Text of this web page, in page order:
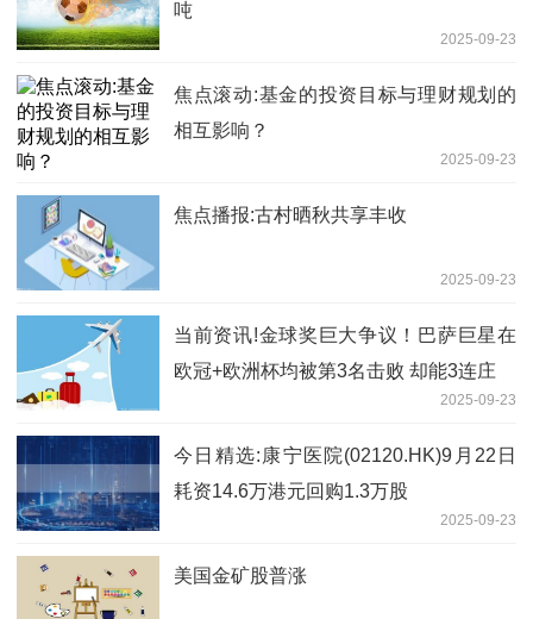
吨
2025-09-23
焦点滚动:基金的投资目标与理财规划的
相互影响？
2025-09-23
焦点播报:古村晒秋共享丰收
2025-09-23
当前资讯!金球奖巨大争议！巴萨巨星在
欧冠+欧洲杯均被第3名击败 却能3连庄
2025-09-23
今日精选:康宁医院(02120.HK)9月22日
耗资14.6万港元回购1.3万股
2025-09-23
美国金矿股普涨